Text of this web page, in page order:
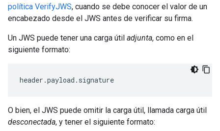
política VerifyJWS, cuando se debe conocer el valor de un
encabezado desde el JWS antes de verificar su firma.
Un JWS puede tener una carga útil adjunta, como en el
siguiente formato:
header .payload . signature
O bien, el JWS puede omitir la carga útil, llamada carga útil
desconectada, y tener el siguiente formato: